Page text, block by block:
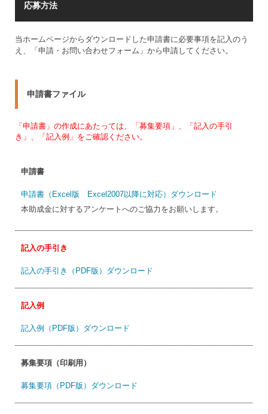
応募方法
当ホームページからダウンロードした申請書に必要事項を記入のう
え、「申請・お問い合わせフォーム」から申請してください。
申請書ファイル
「申請書」の作成にあたっては、「募集要項」、「記入の手引
き」、「記入例」をご確認ください。
申請書
申請書（Excel版 Excel2007以降に対応）ダウンロード
本助成金に対するアンケートへのご協力をお願いします。
記入の手引き
記入の手引き（PDF版）ダウンロード
記入例
記入例（PDF版）ダウンロード
募集要項（印刷用）
募集要項（PDF版）ダウンロード